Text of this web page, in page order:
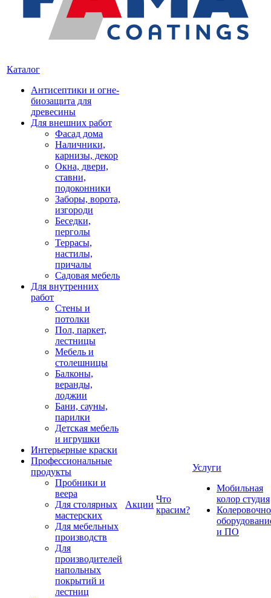
Каталог
Антисептики и огне-
биозащита для
древесины
Для внешних работ
Фасад дома
Наличники,
карнизы, декор
Окна, двери,
ставни,
подоконники
Заборы, ворота,
изгороди
Беседки,
перголы
Террасы,
настилы,
причалы
Садовая мебель
Для внутренних
работ
Стены и
потолки
Пол, паркет,
лестницы
Мебель и
столешницы
Балконы,
веранды,
лоджии
Бани, сауны,
парилки
Детская мебель
и игрушки
Интерьерные краски
Профессиональные
продукты
Пробники и
веера
Для столярных
мастерских
Для мебельных
производств
Для
производителей
напольных
покрытий и
лестниц
Акции
Что
красим?
Услуги
Мобильная
колор студия
и ПО